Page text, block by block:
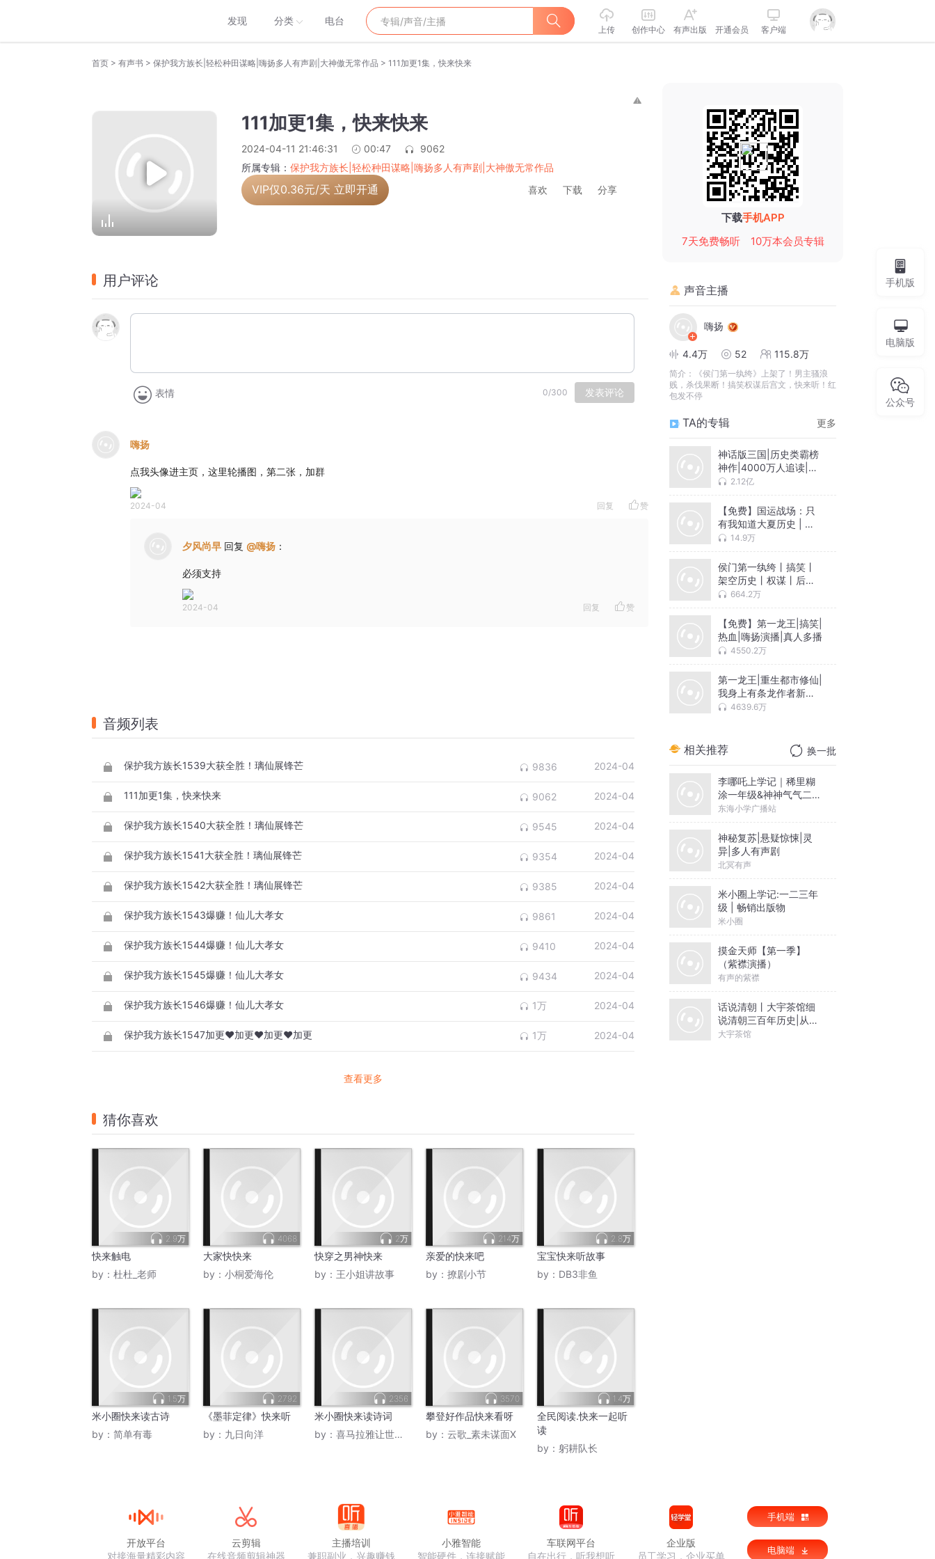
发现 分类 电台
上传 创作中心 有声出版 开通会员 客户端
首页 > 有声书 > 保护我方族长|轻松种田谋略|嗨扬多人有声剧|大神傲无常作品 > 111加更1集，快来快来
111加更1集，快来快来
2024-04-11 21:46:31 00:47
9062
所属专辑： 保护我方族长|轻松种田谋略|嗨扬多人有声剧|大神傲无常作品
VIP仅0.36元/天 立即开通 喜欢 下载 分享
用户评论
表情 0/300 发表评论
嗨扬
点我头像进主页，这里轮播图，第二张，加群
2024-04 回复 赞
夕风尚早 回复 @嗨扬 ：
必须支持
2024-04 回复 赞
音频列表
保护我方族长1539大获全胜！璃仙展锋芒 9836 2024-04
111加更1集，快来快来 9062 2024-04
保护我方族长1540大获全胜！璃仙展锋芒 9545 2024-04
保护我方族长1541大获全胜！璃仙展锋芒 9354 2024-04
保护我方族长1542大获全胜！璃仙展锋芒 9385 2024-04
保护我方族长1543爆赚！仙儿大孝女 9861 2024-04
保护我方族长1544爆赚！仙儿大孝女 9410 2024-04
保护我方族长1545爆赚！仙儿大孝女 9434 2024-04
保护我方族长1546爆赚！仙儿大孝女 1万 2024-04
保护我方族长1547加更❤加更❤加更❤加更 1万 2024-04
查看更多
猜你喜欢
2.9万
快来触电
by： 杜杜_老师
4068
大家快快来
by： 小桐爱海伦
2万
快穿之男神快来
by： 王小姐讲故事
214万
亲爱的快来吧
by： 撩剧小节
2.8万
宝宝快来听故事
by： DB3非鱼
1.5万
米小圈快来读古诗
by： 简单有毒
2792
《墨菲定律》快来听
by： 九日向洋
2356
米小圈快来读诗词
by： 喜马拉雅让世界更美好
3570
攀登好作品快来看呀
by： 云歌_素未谋面X
1.4万
全民阅读.快来一起听
读
by： 躬耕队长
下载手机APP
7天免费畅听
10万本会员专辑
声音主播
嗨扬
4.4万 52 115.8万
简介：
《侯门第一纨绔》上架了！男主骚浪
贱，杀伐果断！搞笑权谋后宫文，快来听！红
包发不停
TA的专辑 更多
神话版三国|历史类霸榜
神作|4000万人追读|嗨
扬领衔有声剧
2.12亿
【免费】国运战场：只
有我知道大夏历史 | 召
唤流 | 脑洞 | 多人有声
14.9万
侯门第一纨绔丨搞笑丨
架空历史丨权谋丨后宫
丨嗨扬演播丨多人有声
664.2万
【免费】第一龙王|搞笑|
热血|嗨扬演播|真人多播
4550.2万
第一龙王|重生都市修仙|
我身上有条龙作者新书
热血杀伐果断|嗨扬领衔
4639.6万
相关推荐 换一批
李哪吒上学记｜稀里糊
涂一年级&神神气气二年
级
东海小学广播站
神秘复苏|悬疑惊悚|灵
异|多人有声剧
北冥有声
米小圈上学记:一二三年
级 | 畅销出版物
米小圈
摸金天师【第一季】
（紫襟演播）
有声的紫襟
话说清朝丨大宇茶馆细
说清朝三百年历史|从努
尔哈赤到末代皇帝溥仪|
大宇茶馆
手机版
电脑版
公众号
开放平台
对接海量精彩内容
云剪辑
在线音频剪辑神器
主播培训
兼职副业，兴趣赚钱
小雅智能
智能硬件，连接赋能
车联网平台
自在出行，听我想听
企业版
员工学习，企业买单
手机端
电脑端